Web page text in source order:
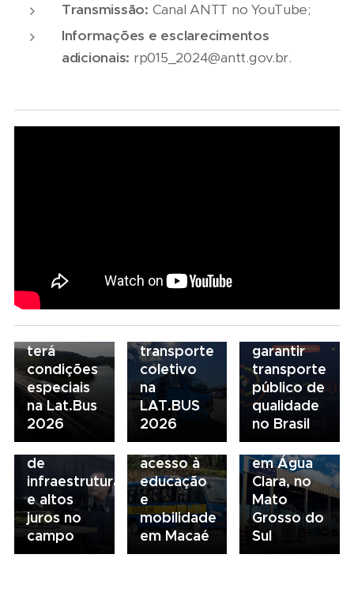
Transmissão: Canal ANTT no YouTube;
Informações e esclarecimentos
adicionais: rp015_2024@antt.gov.br.
07/08/2026
Scania
Serviços
terá
condições
especiais
na Lat.Bus
2026
descarbonização
financiamento
transporte
coletivo
na
LAT.BUS
2026
financiamento
garantir
transporte
público de
qualidade
no Brasil
05/08/2026
Presidente
da FAESP
alerta para
gargalos
de
infraestrutura
e altos
juros no
campo
04/08/2026
Renovação
da frota
escolar
fortalece
acesso à
educação
e
mobilidade
em Macaé
03/08/2026
Volvo
inaugura
concessionária
em Água
Clara, no
Mato
Grosso do
Sul